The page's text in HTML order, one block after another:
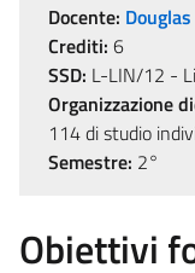
Docente:
Crediti: 6
SSD: L-LIN/12 -
Organizzazione
114 di studio
Semestre: 2°
Obiettivi